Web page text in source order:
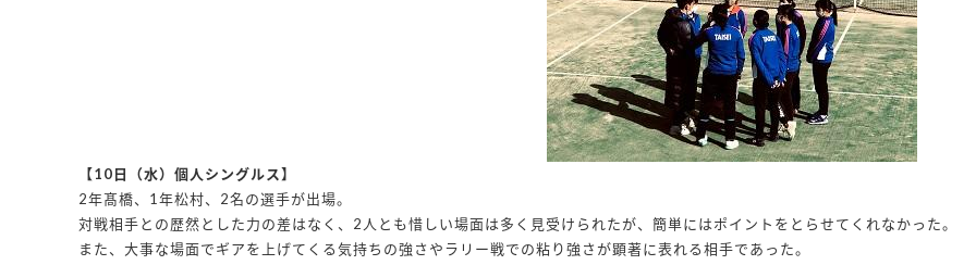
【10日（水）個人シングルス】
2年髙橋、1年松村、2名の選手が出場。
対戦相手との歴然とした力の差はなく、2人とも惜しい場面は多く見受けられたが、簡単にはポイントをとらせてくれなかった。
また、大事な場面でギアを上げてくる気持ちの強さやラリー戦での粘り強さが顕著に表れる相手であった。